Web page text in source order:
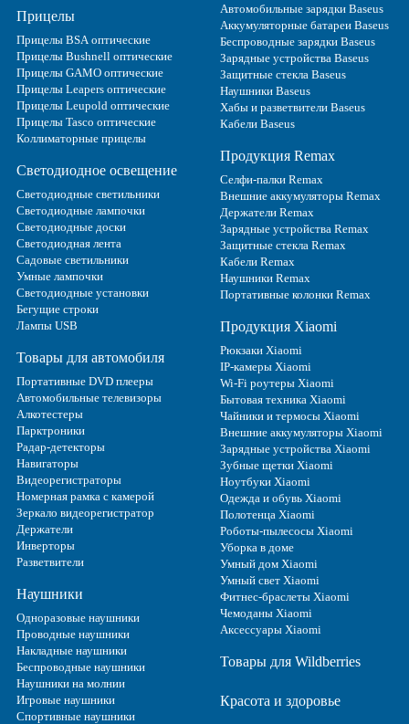
Прицелы
Прицелы BSA оптические
Прицелы Bushnell оптические
Прицелы GAMO оптические
Прицелы Leapers оптические
Прицелы Leupold оптические
Прицелы Tasco оптические
Коллиматорные прицелы
Светодиодное освещение
Светодиодные светильники
Светодиодные лампочки
Светодиодные доски
Светодиодная лента
Садовые светильники
Умные лампочки
Светодиодные установки
Бегущие строки
Лампы USB
Товары для автомобиля
Портативные DVD плееры
Автомобильные телевизоры
Алкотестеры
Парктроники
Радар-детекторы
Навигаторы
Видеорегистраторы
Номерная рамка с камерой
Зеркало видеорегистратор
Держатели
Инверторы
Разветвители
Наушники
Одноразовые наушники
Проводные наушники
Накладные наушники
Беспроводные наушники
Наушники на молнии
Игровые наушники
Спортивные наушники
Автомобильные зарядки Baseus
Аккумуляторные батареи Baseus
Беспроводные зарядки Baseus
Зарядные устройства Baseus
Защитные стекла Baseus
Наушники Baseus
Хабы и разветвители Baseus
Кабели Baseus
Продукция Remax
Селфи-палки Remax
Внешние аккумуляторы Remax
Держатели Remax
Зарядные устройства Remax
Защитные стекла Remax
Кабели Remax
Наушники Remax
Портативные колонки Remax
Продукция Xiaomi
Рюкзаки Xiaomi
IP-камеры Xiaomi
Wi-Fi роутеры Xiaomi
Бытовая техника Xiaomi
Чайники и термосы Xiaomi
Внешние аккумуляторы Xiaomi
Зарядные устройства Xiaomi
Зубные щетки Xiaomi
Ноутбуки Xiaomi
Одежда и обувь Xiaomi
Полотенца Xiaomi
Роботы-пылесосы Xiaomi
Уборка в доме
Умный дом Xiaomi
Умный свет Xiaomi
Фитнес-браслеты Xiaomi
Чемоданы Xiaomi
Аксессуары Xiaomi
Товары для Wildberries
Красота и здоровье